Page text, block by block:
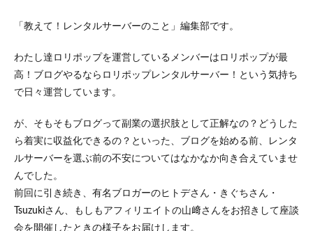
「教えて！レンタルサーバーのこと」編集部です。
わたし達ロリポップを運営しているメンバーはロリポップが最
高！ブログやるならロリポップレンタルサーバー！という気持ち
で日々運営しています。
が、そもそもブログって副業の選択肢として正解なの？どうした
ら着実に収益化できるの？といった、ブログを始める前、レンタ
ルサーバーを選ぶ前の不安についてはなかなか向き合えていませ
んでした。
前回に引き続き、有名ブロガーのヒトデさん・きぐちさん・
Tsuzukiさん、もしもアフィリエイトの山﨑さんをお招きして座談
会を開催したときの様子をお届けします。